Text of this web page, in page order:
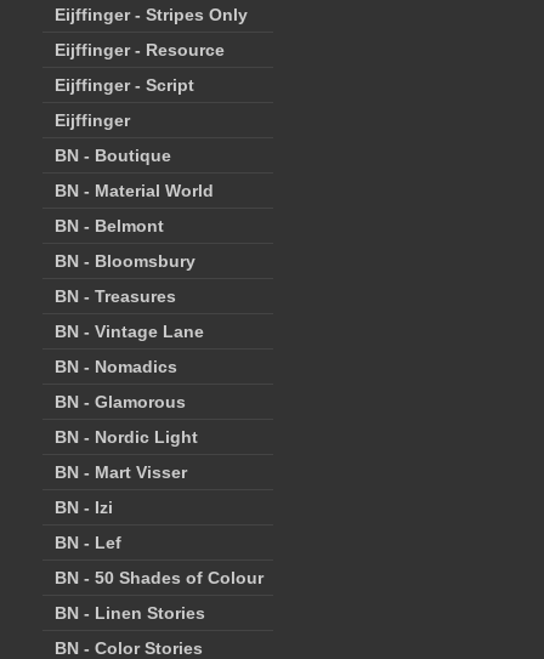
Eijffinger - Stripes Only
Eijffinger - Resource
Eijffinger - Script
Eijffinger
BN - Boutique
BN - Material World
BN - Belmont
BN - Bloomsbury
BN - Treasures
BN - Vintage Lane
BN - Nomadics
BN - Glamorous
BN - Nordic Light
BN - Mart Visser
BN - Izi
BN - Lef
BN - 50 Shades of Colour
BN - Linen Stories
BN - Color Stories